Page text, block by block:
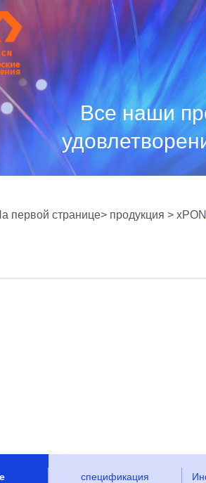
Все наши
первой странице> продукция > xPON
спецификация